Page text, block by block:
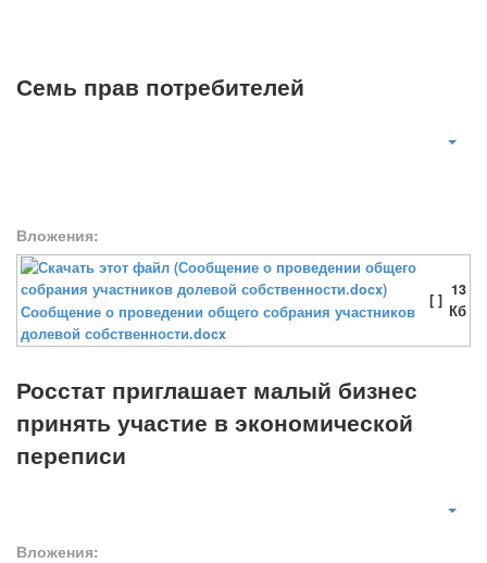
Семь прав потребителей
Вложения:
Сообщение о проведении общего собрания участников
долевой собственности.docx
[ ]
13
Кб
Росстат приглашает малый бизнес
принять участие в экономической
переписи
Вложения: